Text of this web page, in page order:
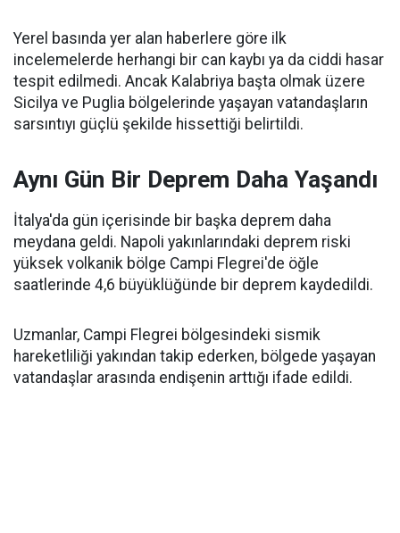
Yerel basında yer alan haberlere göre ilk
incelemelerde herhangi bir can kaybı ya da ciddi hasar
tespit edilmedi. Ancak Kalabriya başta olmak üzere
Sicilya ve Puglia bölgelerinde yaşayan vatandaşların
sarsıntıyı güçlü şekilde hissettiği belirtildi.
Aynı Gün Bir Deprem Daha Yaşandı
İtalya'da gün içerisinde bir başka deprem daha
meydana geldi. Napoli yakınlarındaki deprem riski
yüksek volkanik bölge Campi Flegrei'de öğle
saatlerinde 4,6 büyüklüğünde bir deprem kaydedildi.
Uzmanlar, Campi Flegrei bölgesindeki sismik
hareketliliği yakından takip ederken, bölgede yaşayan
vatandaşlar arasında endişenin arttığı ifade edildi.